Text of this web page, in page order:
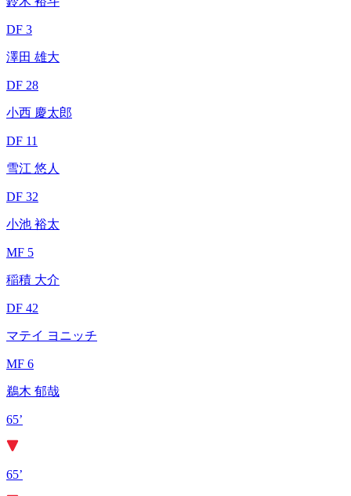
DF 3
澤田 雄大
DF 28
小西 慶太郎
DF 11
雪江 悠人
DF 32
小池 裕太
MF 5
稲積 大介
DF 42
マテイ ヨニッチ
MF 6
鵜木 郁哉
65’
65’